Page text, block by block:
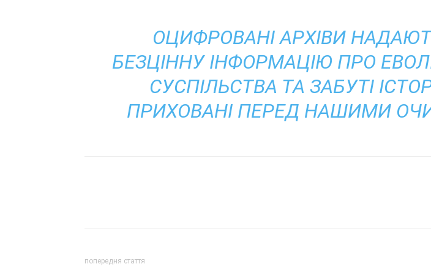
ОЦИФРОВАНІ АРХІВИ
БЕЗЦІННУ ІНФОРМАЦІЮ ПРО
СУСПІЛЬСТВА ТА ЗАБУТІ
ПРИХОВАНІ ПЕРЕД НАШИМИ
попередня стаття